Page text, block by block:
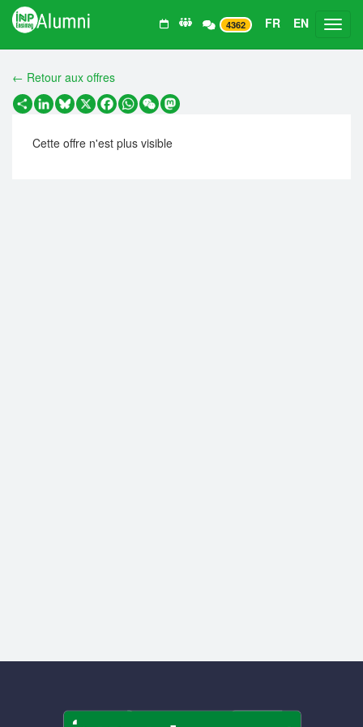
4362 FR EN
← Retour aux offres
PartagerLinkedIn
Bluesky
X Facebook
WhatsApp
WeChatMastodon
Cette offre n'est plus visible